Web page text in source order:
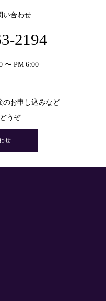
い合わせ
2194
〜 PM 6:00
のお申し込みなど
うぞ
せ